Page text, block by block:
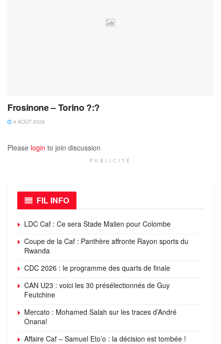
Frosinone – Torino ?:?
4 AOÛT 2026
Please login to join discussion
PUBLICITÉ
FIL INFO
LDC Caf : Ce sera Stade Malien pour Colombe
Coupe de la Caf : Panthère affronte Rayon sports du
Rwanda
CDC 2026 : le programme des quarts de finale
CAN U23 : voici les 30 présélectionnés de Guy
Feutchine
Mercato : Mohamed Salah sur les traces d’André
Onana!
Affaire Caf – Samuel Eto’o : la décision est tombée !